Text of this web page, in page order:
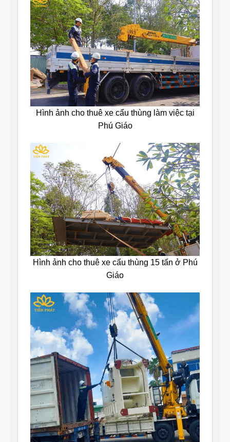
Hình ảnh cho thuê xe cẩu thùng làm việc tại
Phú Giáo
Hình ảnh cho thuê xe cẩu thùng 15 tấn ở Phú
Giáo